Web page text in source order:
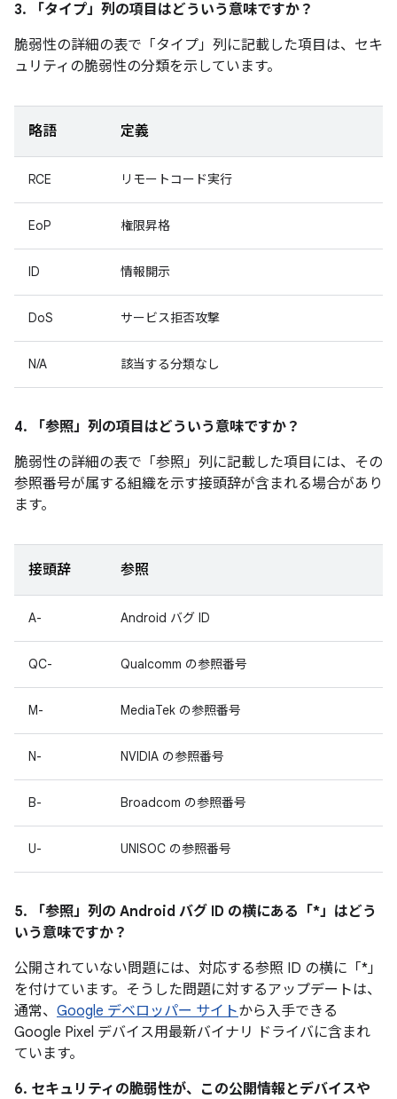
3. 「タイプ」 列の項目はどういう意味ですか？
脆弱性の詳細の表で「タイプ」 列に記載した項目は、セキ
ュリティの脆弱性の分類を示しています。
略語 定義
RCE リモートコード実行
EoP 権限昇格
ID 情報開示
DoS サービス拒否攻撃
N/A 該当する分類なし
4. 「参照」 列の項目はどういう意味ですか？
脆弱性の詳細の表で「参照」 列に記載した項目には、その
参照番号が属する組織を示す接頭辞が含まれる場合があり
ます。
接頭辞 参照
A- Android バグ ID
QC- Qualcomm の参照番号
M- MediaTek の参照番号
N- NVIDIA の参照番号
B- Broadcom の参照番号
U- UNISOC の参照番号
5. 「参照」 列の Android バグ ID の横にある「*」はどう
いう意味ですか？
公開されていない問題には、対応する参照 ID の横に「*」
を付けています。そうした問題に対するアップデートは、
通常、 Google デベロッパー サイトから入手できる
Google Pixel デバイス用最新バイナリ ドライバに含まれ
ています。
6. セキュリティの脆弱性が、この公開情報とデバイスや